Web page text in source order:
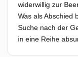
widerwillig zur
Was als Abschied
Suche nach der
in eine Reihe